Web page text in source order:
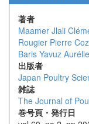
著者
Maamer Jlali
Rougier Pierre
Baris Yavuz
出版者
Japan Poultry
雑誌
The Journal of
巻号頁・発行日